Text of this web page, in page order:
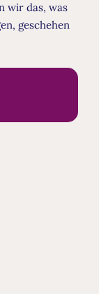
wir das, was
geschehen